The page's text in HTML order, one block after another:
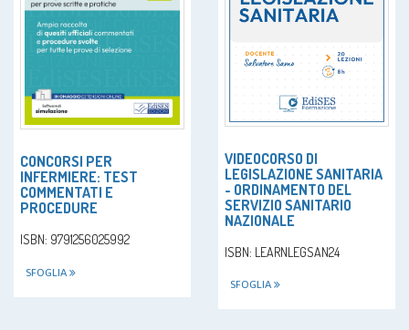
CONCORSI PER
INFERMIERE: TEST
COMMENTATI E
PROCEDURE
ISBN: 9791256025992
SFOGLIA
VIDEOCORSO DI
LEGISLAZIONE SANITARIA
- ORDINAMENTO DEL
SERVIZIO SANITARIO
NAZIONALE
ISBN: LEARNLEGSAN24
SFOGLIA